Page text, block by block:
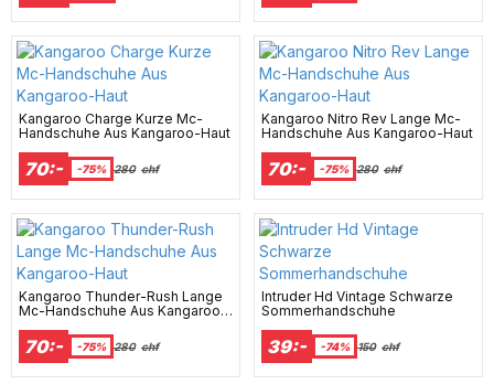
Kangaroo Charge Kurze Mc-
Handschuhe Aus Kangaroo-Haut
70:- -75% 280 chf
Kangaroo Nitro Rev Lange Mc-
Handschuhe Aus Kangaroo-Haut
70:- -75% 280 chf
Kangaroo Thunder-Rush Lange
Mc-Handschuhe Aus Kangaroo-
70:- -75% 280 chf
Intruder Hd Vintage Schwarze
Sommerhandschuhe
39:- -74% 150 chf